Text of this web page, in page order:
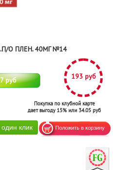
О ПЛЕН. 40МГ №14
руб 193 руб
Покупка по клубной карте
дает выгоду 15% или 34.05 руб